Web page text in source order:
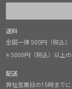
送料
全国一律 500円（税込）
※ 5000円（税込）以上
配送
弊社営業日の15時まで